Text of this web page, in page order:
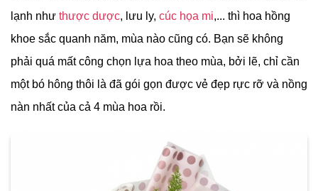
lạnh như thược dược, lưu ly, cúc họa mi,... thì hoa hồng
khoe sắc quanh năm, mùa nào cũng có. Bạn sẽ không
phải quá mất công chọn lựa hoa theo mùa, bởi lẽ, chỉ cần
một bó hông thôi là đã gói gọn được vẻ đẹp rực rỡ và nồng
nàn nhất của cả 4 mùa hoa rồi.